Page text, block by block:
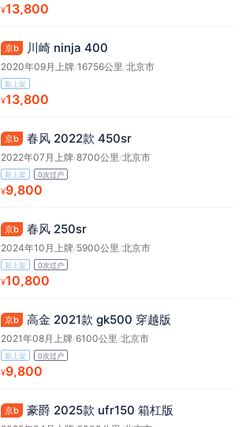
¥13,800
京b 川崎 ninja 400
2020年09月上牌/16756公里/北京市
新上架
¥13,800
京b 春风 2022款 450sr
2022年07月上牌/8700公里/北京市
新上架 0次过户
¥9,800
京b 春风 250sr
2024年10月上牌/5900公里 /北京市
新上架 0次过户
¥10,800
京b 高金 2021款 gk500 穿越版
2021年08月上牌/6100公里 /北京市
新上架 0次过户
¥9,800
京b 豪爵 2025款 ufr150 箱杠版